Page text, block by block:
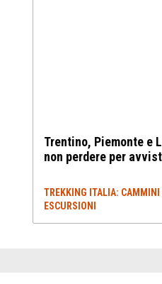
Trentino, Piemonte e
non perdere per
TREKKING ITALIA: CAMMINI
ESCURSIONI